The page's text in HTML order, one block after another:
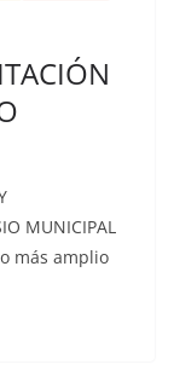
MUNICIPAL
más amplio